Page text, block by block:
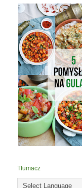
Tłumacz